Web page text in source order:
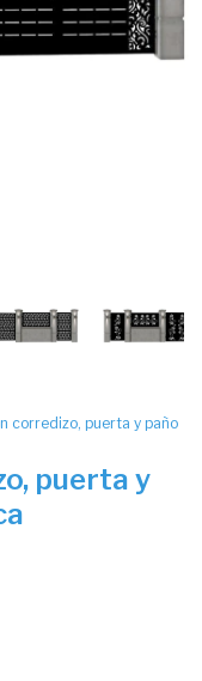
corredizo, puerta y paño
puerta y